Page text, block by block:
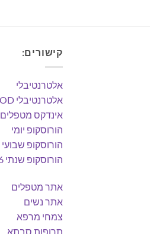
קישורים:
אלטרנטיבלי
אלטרנטיבלי VOD
אינדקס מטפלים
הורוסקופ יומי
הורוסקופ שבועי
הורוסקופ שנתי 2026
אתר מטפלים
אתר נשים
צמחי מרפא
תרופות סבתא